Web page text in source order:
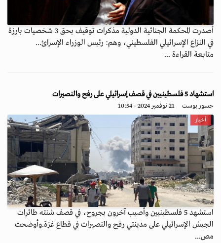
أصدرت المحكمة الجنائية الدولية مذكرات توقيف بحق 3 شخصيات بارزة
في النزاع الإسرائيلي الفلسطيني، وهم: رئيس الوزراء الإسرائ...
متابعة القراءة ...
استشهاد 5 فلسطينيين في قصف إسرائيلي على رفح والنصيرات
جسور بوست 21 نوفمبر 2024 - 10:54
أخبار
استشهد 5 فلسطينيين وأصيب آخرون بجروح، في قصف شنته طائرات
الجيش الإسرائيلي على مدينتي رفح والنصيرات في قطاع غزة.وأوضحت
مص...